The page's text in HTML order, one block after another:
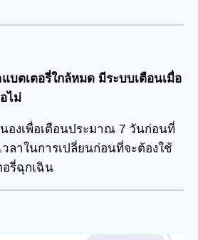
แบตเตอรี่ใกล้หมด มีระบบเตือนเมื่อ
ไม่
องเพื่อเตือนประมาณ 7 วันก่อนที่
ลาในการเปลี่ยนก่อนที่จะต้องใช้
อรี่ฉุกเฉิน